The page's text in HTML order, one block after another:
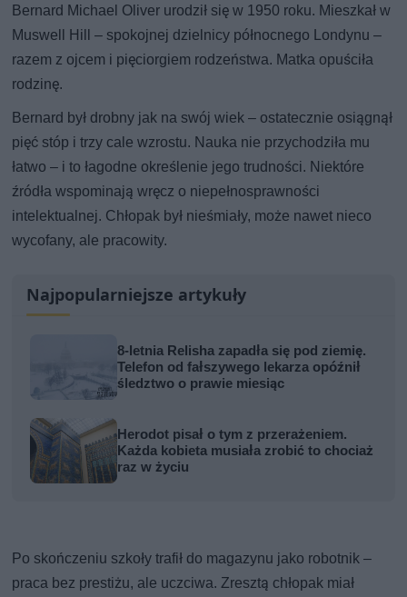
Bernard Michael Oliver urodził się w 1950 roku. Mieszkał w
Muswell Hill – spokojnej dzielnicy północnego Londynu –
razem z ojcem i pięciorgiem rodzeństwa. Matka opuściła
rodzinę.
Bernard był drobny jak na swój wiek – ostatecznie osiągnął
pięć stóp i trzy cale wzrostu. Nauka nie przychodziła mu
łatwo – i to łagodne określenie jego trudności. Niektóre
źródła wspominają wręcz o niepełnosprawności
intelektualnej. Chłopak był nieśmiały, może nawet nieco
wycofany, ale pracowity.
Najpopularniejsze artykuły
8-letnia Relisha zapadła się pod ziemię.
Telefon od fałszywego lekarza opóźnił
śledztwo o prawie miesiąc
Herodot pisał o tym z przerażeniem.
Każda kobieta musiała zrobić to chociaż
raz w życiu
Po skończeniu szkoły trafił do magazynu jako robotnik –
praca bez prestiżu, ale uczciwa. Zresztą chłopak miał